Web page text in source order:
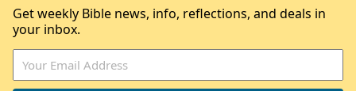
Get weekly Bible news, info, reflections, and deals in
your inbox.